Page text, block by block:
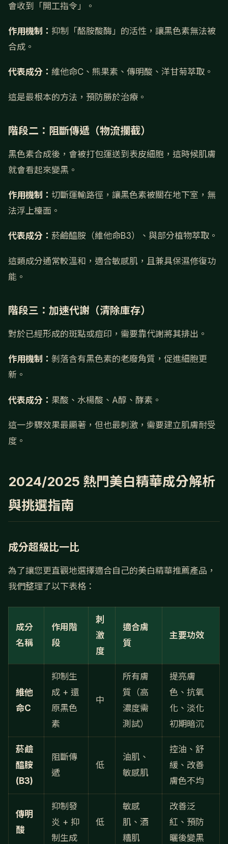
會收到「開工指令」。
作用機制： 抑制「酪胺酸酶」的活性，讓黑色素無法被
合成。
代表成分： 維他命C、熊果素、傳明酸、洋甘菊萃取。
這是最根本的方法，預防勝於治療。
階段二：阻斷傳遞（物流攔截）
黑色素合成後，會被打包運送到表皮細胞，這時候肌膚
就會看起來變黑。
作用機制： 切斷運輸路徑，讓黑色素被關在地下室，無
法浮上檯面。
代表成分： 菸鹼醯胺（維他命B3）、與部分植物萃取。
這類成分通常較溫和，適合敏感肌，且兼具保濕修復功
能。
階段三：加速代謝（清除庫存）
對於已經形成的斑點或痘印，需要靠代謝將其排出。
作用機制： 剝落含有黑色素的老廢角質，促進細胞更
新。
代表成分： 果酸、水楊酸、A醇、酵素。
這一步驟效果最顯著，但也最刺激，需要建立肌膚耐受
度。
2024/2025 熱門美白精華成分解析
與挑選指南
成分超級比一比
為了讓您更直觀地選擇適合自己的美白精華推薦產品，
我們整理了以下表格：
成分
名稱
作用階
段
刺
激
度
適合膚
質
主要功效
維他
命C
抑制生
成 + 還
原黑色
素
中
所有膚
質（高
濃度需
測試）
提亮膚
色、抗氧
化、淡化
初期暗沉
菸鹼
醯胺
(B3)
阻斷傳
遞
低
油肌、
敏感肌
控油、舒
緩、改善
膚色不均
傳明
酸
抑制發
炎 + 抑
制生成
低
敏感
肌、酒
糟肌
改善泛
紅、預防
曬後變黑